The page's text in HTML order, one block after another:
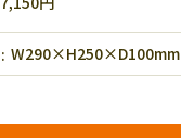
W290×H250×D100mm